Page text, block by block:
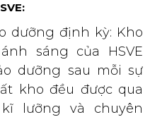
dưỡng định kỳ: Kho
sáng của HSVE
dưỡng sau mỗi sự
kho đều được qua
lưỡng và chuyên